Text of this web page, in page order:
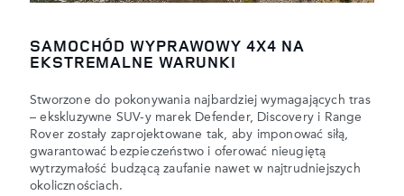
SAMOCHÓD WYPRAWOWY 4X4 NA
EKSTREMALNE WARUNKI
Stworzone do pokonywania najbardziej wymagających tras
– ekskluzywne SUV-y marek Defender, Discovery i Range
Rover zostały zaprojektowane tak, aby imponować siłą,
gwarantować bezpieczeństwo i oferować nieugiętą
wytrzymałość budzącą zaufanie nawet w najtrudniejszych
okolicznościach.